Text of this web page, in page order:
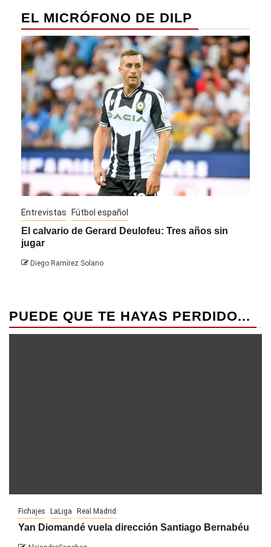
EL MICRÓFONO DE DILP
Entrevistas Fútbol español
El calvario de Gerard Deulofeu: Tres años sin
jugar
Diego Ramírez Solano
PUEDE QUE TE HAYAS PERDIDO...
Fichajes LaLiga Real Madrid
Yan Diomandé vuela dirección Santiago Bernabéu